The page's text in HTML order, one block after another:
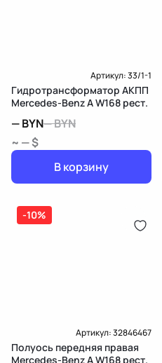
Артикул:33/1-1
Гидротрансформатор АКПП
Mercedes-Benz A W168 рест.
—BYN—BYN
~ — $
В корзину
-10%
Артикул:32846467
Полуось передняя правая
Mercedes-Benz A W168 рест.